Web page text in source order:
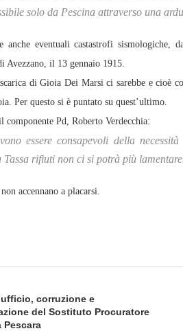
solo da Pescina attraverso una
anche eventuali castastrofi
Avezzano, il 13 gennaio 1915.
di Gioia Dei Marsi ci sarebbe e cioè
Per questo si è puntato su quest’ultimo.
componente Pd, Roberto Verdecchia:
essere consapevoli della
Tassa rifiuti non ci si potrà più
accennano a placarsi.
corruzione e
del Sostituto Procuratore
Pescara